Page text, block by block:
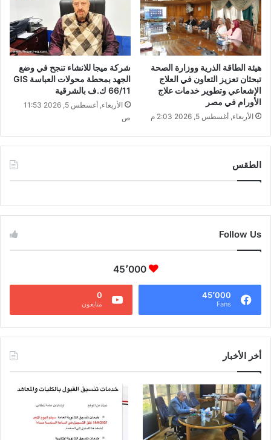
هيئة الطاقة الذرية ووزارة الصحة
تبحثان تعزيز التعاون في العلاج
الإشعاعي وتطوير خدمات علاج
الأورام في مصر
الأربعاء, أغسطس 5, 2026 2:03 م
شركة ميجا للانشاء تنجح في وضع
الجهد بمحطة محولات العباسة GIS
66/11 ك.ف بالشرقية
الأربعاء, أغسطس 5, 2026 11:53
ص
الطقس
Follow Us
45٬000
45٬000
Fans
0
متابعون
أخر الأخبار